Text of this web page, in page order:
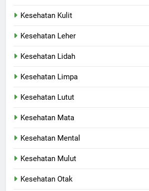
Kesehatan Kulit
Kesehatan Leher
Kesehatan Lidah
Kesehatan Limpa
Kesehatan Lutut
Kesehatan Mata
Kesehatan Mental
Kesehatan Mulut
Kesehatan Otak